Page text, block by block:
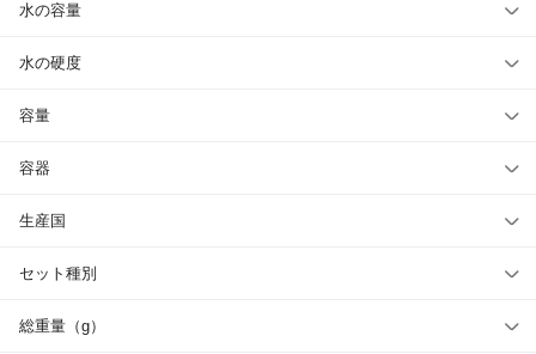
水の容量
水の硬度
容量
容器
生産国
セット種別
総重量（g）